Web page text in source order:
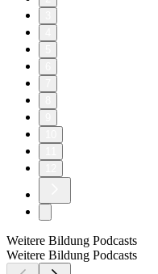
Weitere Bildung Podcasts
Weitere Bildung Podcasts